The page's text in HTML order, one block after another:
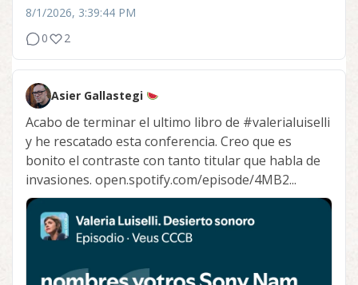
8/1/2026, 3:39:44 PM
0
2
Asier Gallastegi
Acabo de terminar el ultimo libro de #valerialuiselli
y he rescatado esta conferencia. Creo que es
bonito el contraste con tanto titular que habla de
invasiones. open.spotify.com/episode/4MB2...